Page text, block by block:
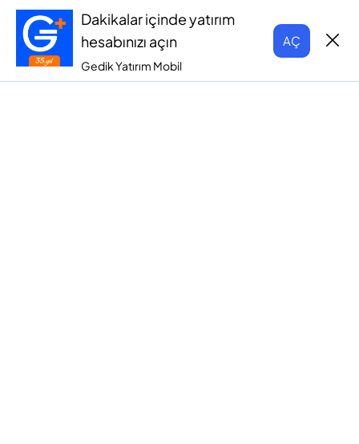
Dakikalar içinde yatırım
hesabınızı açın
Gedik Yatırım Mobil
AÇ